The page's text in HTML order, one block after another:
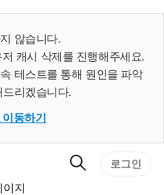
않습니다.
캐시 삭제를 진행해주세요.
테스트를 통해 원인을 파악
리겠습니다.
동하기
검
로그인
지